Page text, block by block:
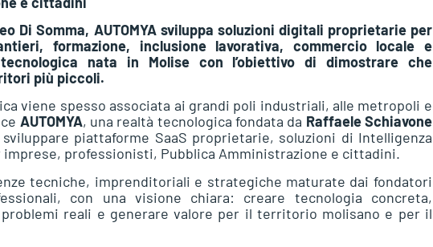
Di Somma, AUTOMYA sviluppa soluzioni digitali proprietarie per
formazione, inclusione lavorativa, commercio locale e
nata in Molise con l’obiettivo di dimostrare che
più piccoli.
viene spesso associata ai grandi poli industriali, alle metropoli e
AUTOMYA, una realtà tecnologica fondata da Raffaele Schiavone
piattaforme SaaS proprietarie, soluzioni di Intelligenza
professionisti, Pubblica Amministrazione e cittadini.
tecniche, imprenditoriali e strategiche maturate dai fondatori
con una visione chiara: creare tecnologia concreta,
reali e generare valore per il territorio molisano e per il